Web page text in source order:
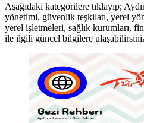
Aşağıdaki kategorilere tıklayıp;
yönetimi, güvenlik teşkilatı, yerel
yerel işletmeleri, sağlık kurumları,
ile ilgili güncel bilgilere